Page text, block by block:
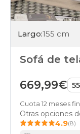
Largo:155 cm
Sofá de
669,99€
Cuota 12 meses
Otras opciones
4.9(8)